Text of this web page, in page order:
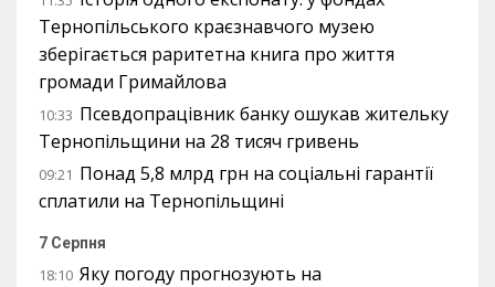
Тернопільського краєзнавчого музею
зберігається раритетна книга про життя
громади Гримайлова
10:33 Псевдопрацівник банку ошукав жительку
Тернопільщини на 28 тисяч гривень
09:21 Понад 5,8 млрд грн на соціальні гарантії
сплатили на Тернопільщині
7 Серпня
18:10 Яку погоду прогнозують на